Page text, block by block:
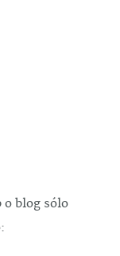
o blog sólo